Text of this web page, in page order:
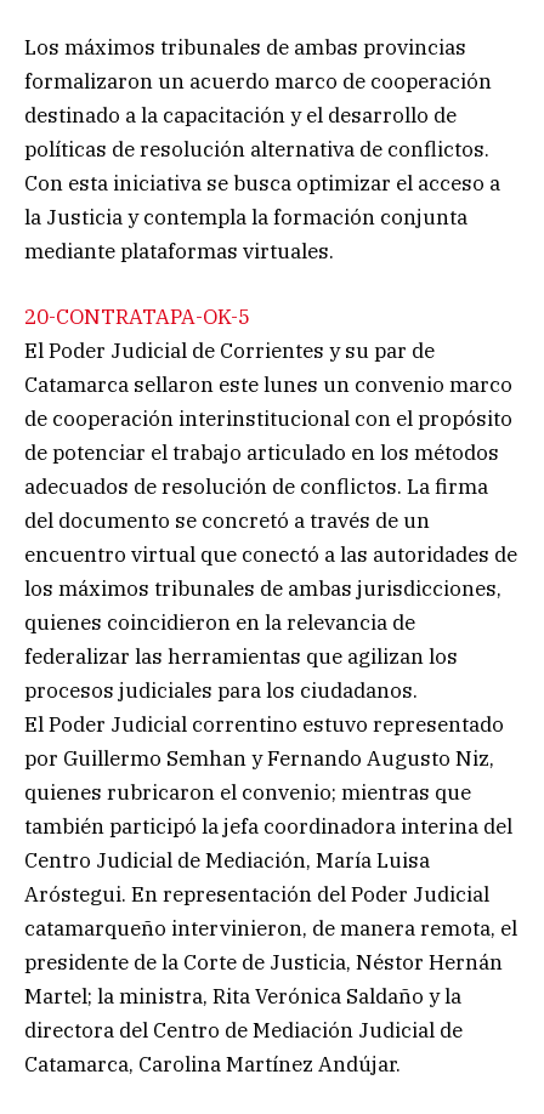
Los máximos tribunales de ambas provincias
formalizaron un acuerdo marco de cooperación
destinado a la capacitación y el desarrollo de
políticas de resolución alternativa de conflictos.
Con esta iniciativa se busca optimizar el acceso a
la Justicia y contempla la formación conjunta
mediante plataformas virtuales.
20-CONTRATAPA-OK-5
El Poder Judicial de Corrientes y su par de
Catamarca sellaron este lunes un convenio marco
de cooperación interinstitucional con el propósito
de potenciar el trabajo articulado en los métodos
adecuados de resolución de conflictos. La firma
del documento se concretó a través de un
encuentro virtual que conectó a las autoridades de
los máximos tribunales de ambas jurisdicciones,
quienes coincidieron en la relevancia de
federalizar las herramientas que agilizan los
procesos judiciales para los ciudadanos.
El Poder Judicial correntino estuvo representado
por Guillermo Semhan y Fernando Augusto Niz,
quienes rubricaron el convenio; mientras que
también participó la jefa coordinadora interina del
Centro Judicial de Mediación, María Luisa
Aróstegui. En representación del Poder Judicial
catamarqueño intervinieron, de manera remota, el
presidente de la Corte de Justicia, Néstor Hernán
Martel; la ministra, Rita Verónica Saldaño y la
directora del Centro de Mediación Judicial de
Catamarca, Carolina Martínez Andújar.